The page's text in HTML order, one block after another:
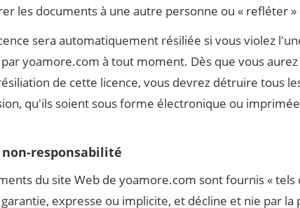
les documents à une autre personne ou « refléter
sera automatiquement résiliée si vous violez
yoamore.com à tout moment. Dès que vous
de cette licence, vous devrez détruire tous
qu'ils soient sous forme électronique ou
non-responsabilité
du site Web de yoamore.com sont fournis «
expresse ou implicite, et décline et nie par